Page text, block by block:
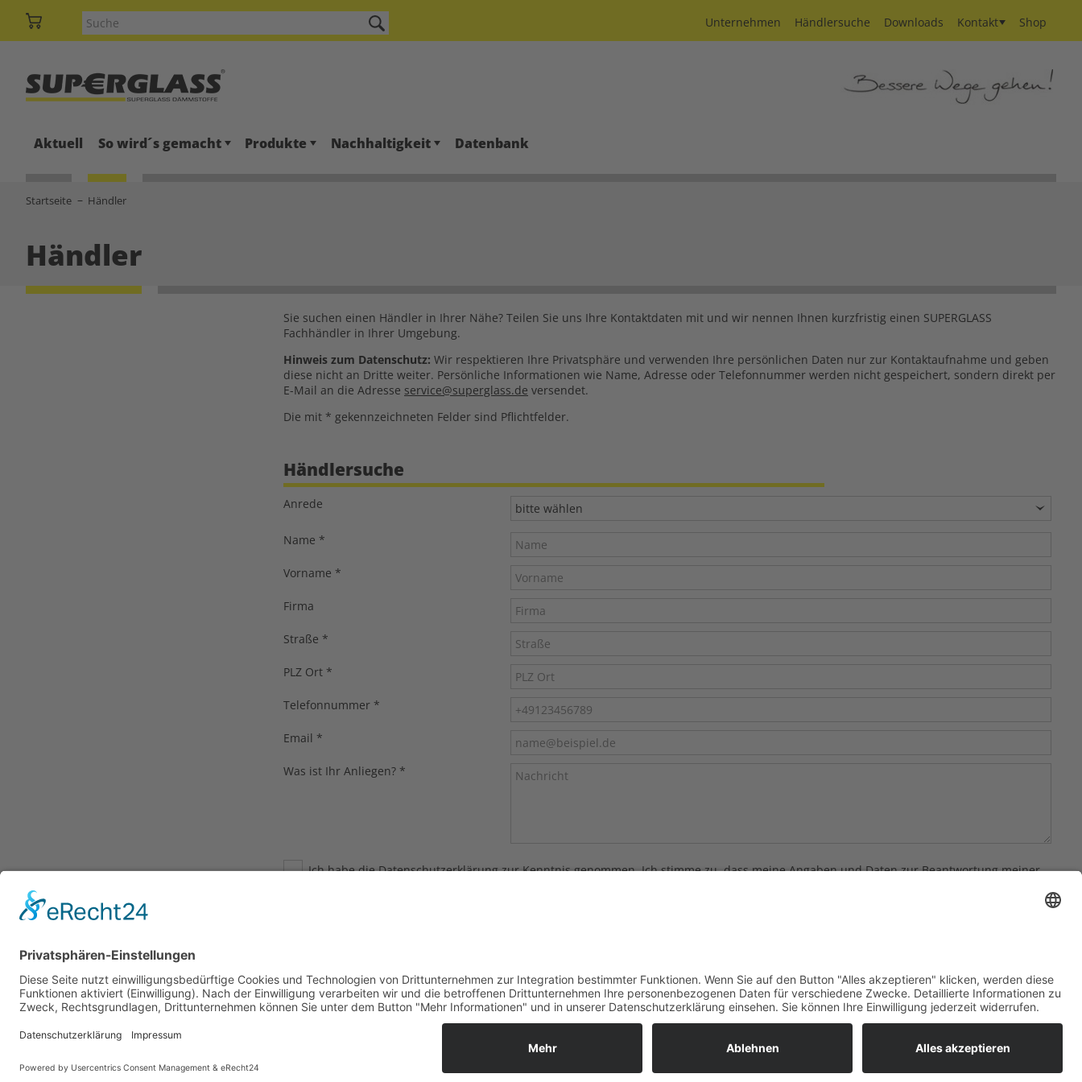
Unternehmen Händlersuche Downloads Kontakt Shop
Aktuell So wird´s gemacht Produkte Nachhaltigkeit Datenbank
Startseite Händler
Händler
Sie suchen einen Händler in Ihrer Nähe? Teilen Sie uns Ihre Kontaktdaten mit und wir nennen Ihnen kurzfristig einen SUPERGLASS
Fachhändler in Ihrer Umgebung.
Hinweis zum Datenschutz: Wir respektieren Ihre Privatsphäre und verwenden Ihre persönlichen Daten nur zur Kontaktaufnahme und geben
diese nicht an Dritte weiter. Persönliche Informationen wie Name, Adresse oder Telefonnummer werden nicht gespeichert, sondern direkt per
E-Mail an die Adresse service@superglass.de versendet.
Die mit * gekennzeichneten Felder sind Pflichtfelder.
Händlersuche
Anrede bitte wählen
Name *
Vorname *
Firma
Straße *
PLZ Ort *
Telefonnummer *
Email *
Was ist Ihr Anliegen? *
Ich habe dieDatenschutzerklärungzur Kenntnis genommen. Ich stimme zu, dass meine Angaben und Daten zur Beantwortung meiner
Datenschutz Barrierefreiheit